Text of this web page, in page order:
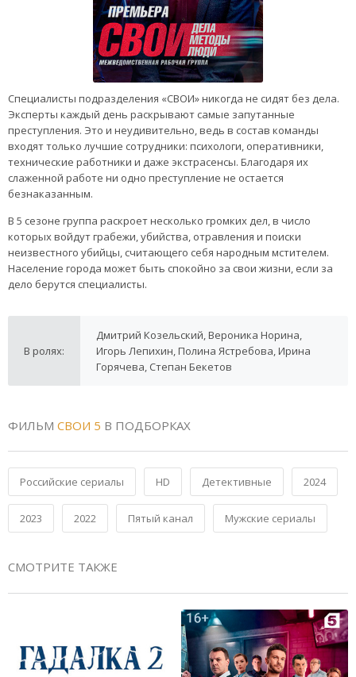
Специалисты подразделения «СВОИ» никогда не сидят без дела.
Эксперты каждый день раскрывают самые запутанные
преступления. Это и неудивительно, ведь в состав команды
входят только лучшие сотрудники: психологи, оперативники,
технические работники и даже экстрасенсы. Благодаря их
слаженной работе ни одно преступление не остается
безнаказанным.
В 5 сезоне группа раскроет несколько громких дел, в число
которых войдут грабежи, убийства, отравления и поиски
неизвестного убийцы, считающего себя народным мстителем.
Население города может быть спокойно за свои жизни, если за
дело берутся специалисты.
В ролях:
Дмитрий Козельский, Вероника Норина,
Игорь Лепихин, Полина Ястребова, Ирина
Горячева, Степан Бекетов
ФИЛЬМ СВОИ 5 В ПОДБОРКАХ
Российские сериалы HD Детективные 2024
2023 2022 Пятый канал Мужские сериалы
СМОТРИТЕ ТАКЖЕ